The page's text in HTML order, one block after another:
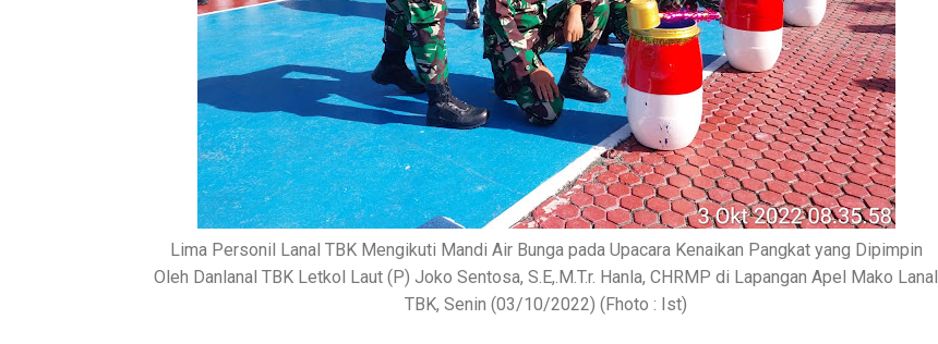
Lima Personil Lanal TBK Mengikuti Mandi Air Bunga pada Upacara Kenaikan Pangkat yang Dipimpin
Oleh Danlanal TBK Letkol Laut (P) Joko Sentosa, S.E,.M.T.r. Hanla, CHRMP di Lapangan Apel Mako Lanal
TBK, Senin (03/10/2022) (Fhoto : Ist)